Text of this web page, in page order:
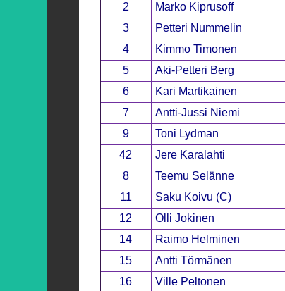
2
Marko Kiprusoff
3
Petteri Nummelin
4
Kimmo Timonen
5
Aki-Petteri Berg
6
Kari Martikainen
7
Antti-Jussi Niemi
9
Toni Lydman
42
Jere Karalahti
8
Teemu Selänne
11
Saku Koivu (C)
12
Olli Jokinen
14
Raimo Helminen
15
Antti Törmänen
16
Ville Peltonen